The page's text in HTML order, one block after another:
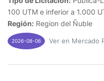
100 UTM e inferior a 1.000
Región: Region del Ñuble
2026-08-06 Ver en Mercado